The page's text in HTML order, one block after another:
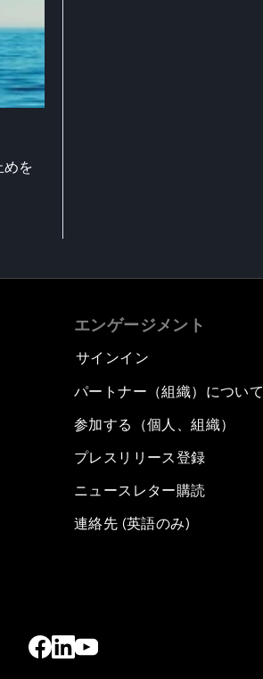
を
エンゲージメント
サインイン
パートナー（組織）について
参加する（個人、組織）
プレスリリース登録
ニュースレター購読
連絡先 (英語のみ)